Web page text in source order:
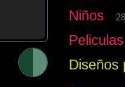
Niños
Peliculas
Diseños